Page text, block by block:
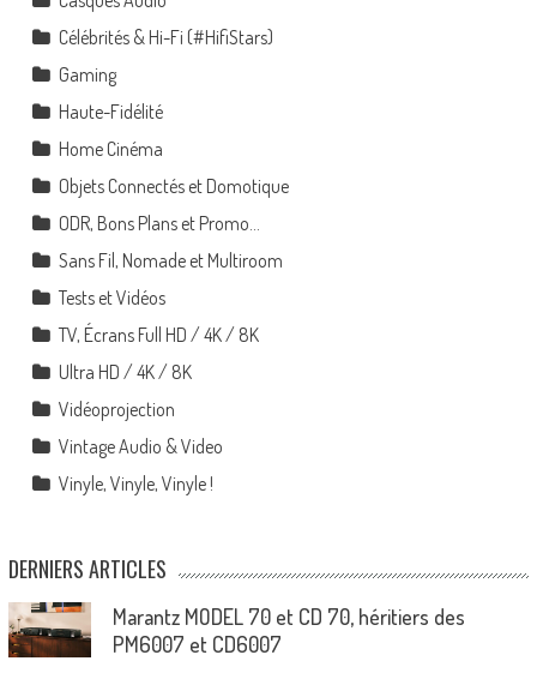
Célébrités & Hi-Fi (#HifiStars)
Gaming
Haute-Fidélité
Home Cinéma
Objets Connectés et Domotique
ODR, Bons Plans et Promo…
Sans Fil, Nomade et Multiroom
Tests et Vidéos
TV, Écrans Full HD / 4K / 8K
Ultra HD / 4K / 8K
Vidéoprojection
Vintage Audio & Video
Vinyle, Vinyle, Vinyle !
DERNIERS ARTICLES
Marantz MODEL 70 et CD 70, héritiers des
PM6007 et CD6007